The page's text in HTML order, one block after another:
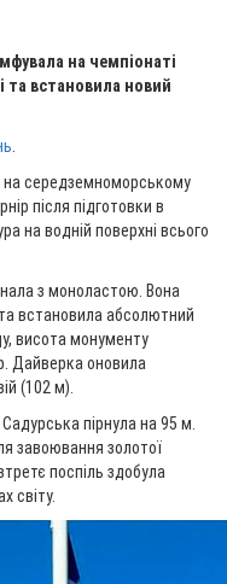
на чемпіонаті
та встановила новий
на середземноморському
після підготовки в
на водній поверхні всього
з моноластою. Вона
встановила абсолютний
висота монументу
Дайверка оновила
(102 м).
пірнула на 95 м.
завоювання золотої
поспіль здобула
світу.